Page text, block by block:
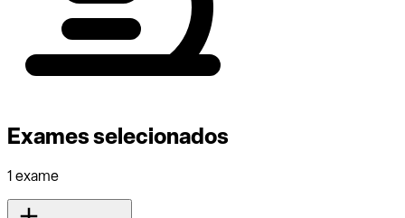
Exames selecionados
1 exame